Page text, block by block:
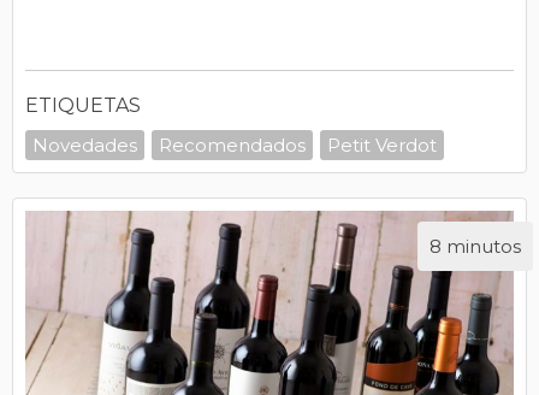
ETIQUETAS
Novedades
Recomendados Petit Verdot
8 minutos